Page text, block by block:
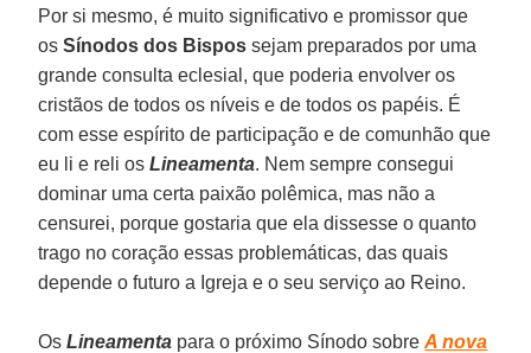
Por si mesmo, é muito significativo e promissor que
osSínodos dos Bispossejam preparados por uma
grande consulta eclesial, que poderia envolver os
cristãos de todos os níveis e de todos os papéis. É
com esse espírito de participação e de comunhão que
eu li e reli osLineamenta. Nem sempre consegui
dominar uma certa paixão polêmica, mas não a
censurei, porque gostaria que ela dissesse o quanto
trago no coração essas problemáticas, das quais
depende o futuro a Igreja e o seu serviço ao Reino.
OsLineamenta para o próximo Sínodo sobreA nova